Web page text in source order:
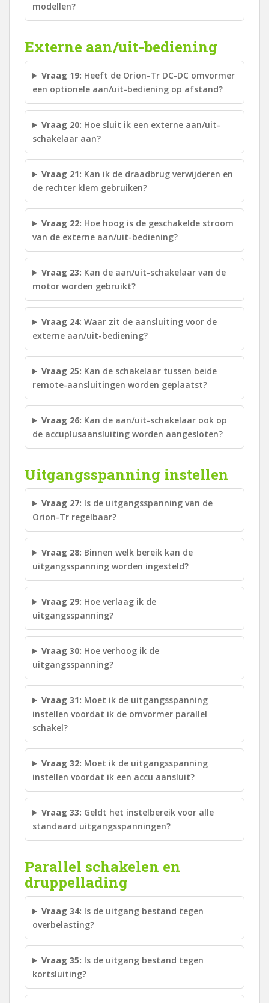
modellen?
Externe aan/uit-bediening
Vraag 19: Heeft de Orion-Tr DC-DC omvormer
een optionele aan/uit-bediening op afstand?
Vraag 20: Hoe sluit ik een externe aan/uit-
schakelaar aan?
Vraag 21: Kan ik de draadbrug verwijderen en
de rechter klem gebruiken?
Vraag 22: Hoe hoog is de geschakelde stroom
van de externe aan/uit-bediening?
Vraag 23: Kan de aan/uit-schakelaar van de
motor worden gebruikt?
Vraag 24: Waar zit de aansluiting voor de
externe aan/uit-bediening?
Vraag 25: Kan de schakelaar tussen beide
remote-aansluitingen worden geplaatst?
Vraag 26: Kan de aan/uit-schakelaar ook op
de accuplusaansluiting worden aangesloten?
Uitgangsspanning instellen
Vraag 27: Is de uitgangsspanning van de
Orion-Tr regelbaar?
Vraag 28: Binnen welk bereik kan de
uitgangsspanning worden ingesteld?
Vraag 29: Hoe verlaag ik de
uitgangsspanning?
Vraag 30: Hoe verhoog ik de
uitgangsspanning?
Vraag 31: Moet ik de uitgangsspanning
instellen voordat ik de omvormer parallel
schakel?
Vraag 32: Moet ik de uitgangsspanning
instellen voordat ik een accu aansluit?
Vraag 33: Geldt het instelbereik voor alle
standaard uitgangsspanningen?
Parallel schakelen en
druppellading
Vraag 34: Is de uitgang bestand tegen
overbelasting?
Vraag 35: Is de uitgang bestand tegen
kortsluiting?